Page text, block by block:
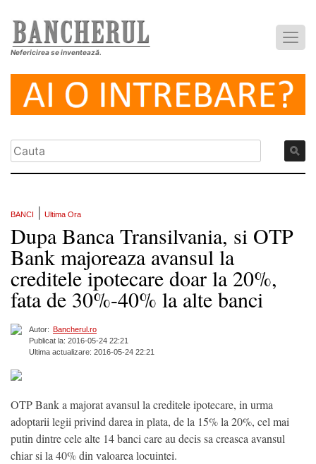
Nefericirea se inventează.
BANCI Ultima Ora
Dupa Banca Transilvania, si OTP
Bank majoreaza avansul la
creditele ipotecare doar la 20%,
fata de 30%-40% la alte banci
Autor: Bancherul.ro
Publicat la: 2016-05-24 22:21
Ultima actualizare: 2016-05-24 22:21
OTP Bank a majorat avansul la creditele ipotecare, in urma
adoptarii legii privind darea in plata, de la 15% la 20%, cel mai
putin dintre cele alte 14 banci care au decis sa creasca avansul
chiar si la 40% din valoarea locuintei.